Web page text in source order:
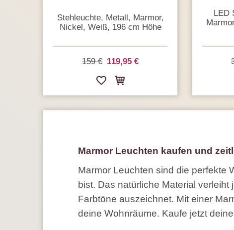
Stehleuchte, Metall, Marmor,
Nickel, Weiß, 196 cm Höhe
159 € 119,95 €
LED
Marmor Leuchten kaufen und
Marmor Leuchten sind die perfekte
bist. Das natürliche Material
Farbtöne auszeichnet. Mit einer
deine Wohnräume. Kaufe jetzt